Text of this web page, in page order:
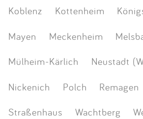
Koblenz
Kottenheim
Mayen
Meckenheim
Mülheim-Kärlich
Neustadt
Nickenich
Polch Remagen
Straßenhaus
Wachtberg